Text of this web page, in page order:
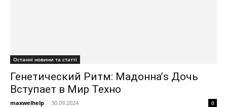
Останні новини та статті
Генетический Ритм: Мадонна’s Дочь
Вступает в Мир Техно
maxwelhelp - 30.09.2024 0